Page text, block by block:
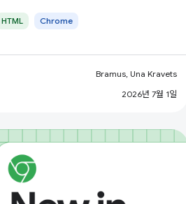
HTML Chrome
Bramus, Una Kravets
2026년 7월 1일